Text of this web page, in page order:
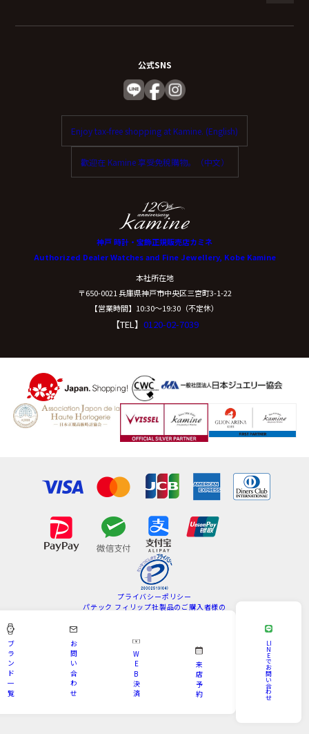
公式SNS
Enjoy tax-free shopping at Kamine. (English)
歡迎在 Kamine 享受免稅購物。（中文）
神戸 時計・宝飾正規販売店カミネ
Authorized Dealer Watches and Fine Jewellery, Kobe Kamine
本社所在地
〒650-0021 兵庫県神戸市中央区三宮町3-1-22
【営業時間】10:30〜19:30（不定休）
【TEL】 0120-02-7039
プライバシーポリシー
パテック フィリップ社製品のご購入者様の
サイトマップ
Copyright © KAMINE All Rights Reserved.
ブ
ラ
ン
ド
一
覧
お
問
い
合
わ
せ
W
E
B
決
済
来
店
予
約
LI
N
E
で
お
問
い
合
わ
せ